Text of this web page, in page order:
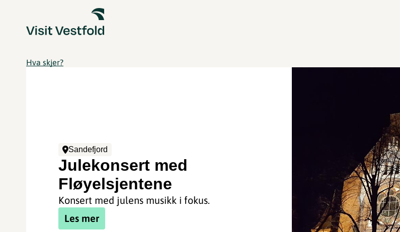
Hva skjer?
Sandefjord
Julekonsert med
Fløyelsjentene
Konsert med julens musikk i fokus.
Les mer